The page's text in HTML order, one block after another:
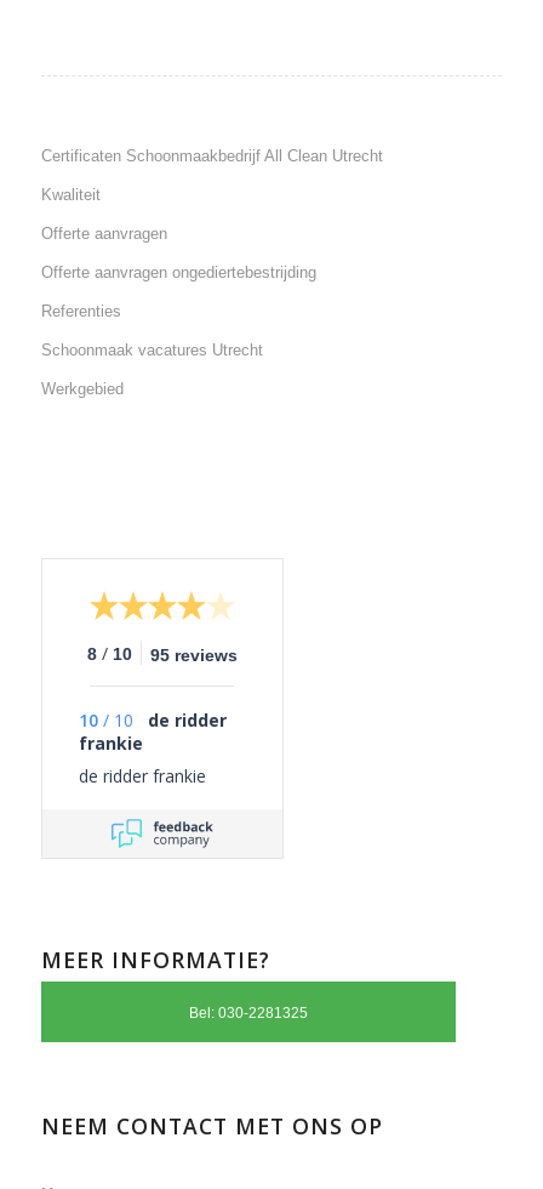
Certificaten Schoonmaakbedrijf All Clean Utrecht
Kwaliteit
Offerte aanvragen
Offerte aanvragen ongediertebestrijding
Referenties
Schoonmaak vacatures Utrecht
Werkgebied
8 / 10 95 reviews
10 / 10
de ridder
frankie
de ridder frankie
MEER INFORMATIE?
Bel: 030-2281325
NEEM CONTACT MET ONS OP